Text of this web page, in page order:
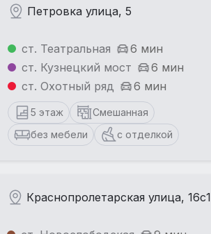
Петровка улица, 5
ст. Театральная
6 мин
ст. Кузнецкий мост
6 мин
ст. Охотный ряд
6 мин
5 этаж
Смешанная
без мебели
с отделкой
Краснопролетарская улица, 16с1